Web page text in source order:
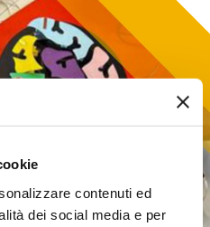
contenuti ed
dei social media e per